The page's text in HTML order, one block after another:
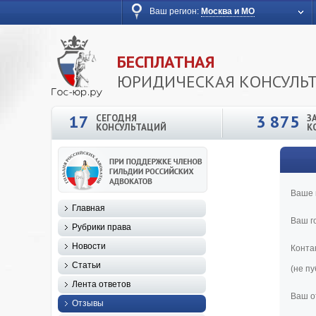
Ваш регион: Москва и МО
БЕСПЛАТНАЯ
ЮРИДИЧЕСКАЯ
17
СЕГОДНЯ
КОНСУЛЬТАЦИЙ 3 875
Ваше
Ваш
(не
Ваш
Главная
Рубрики права
Новости
Статьи
Лента ответов
Отзывы